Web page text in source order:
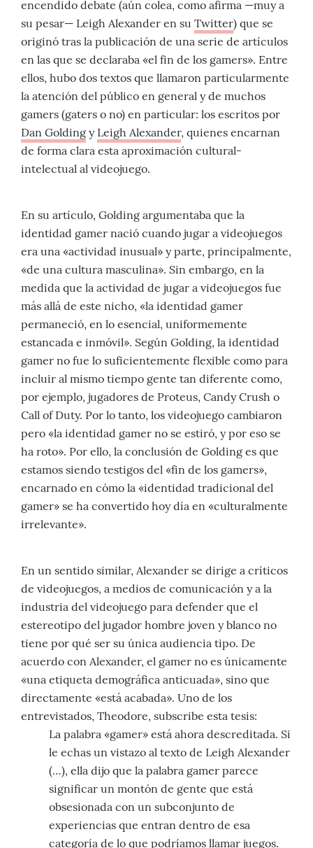
encendido debate (aún colea, como afirma —muy a
su pesar— Leigh Alexander en su Twitter) que se
originó tras la publicación de una serie de artículos
en las que se declaraba «el fin de los gamers». Entre
ellos, hubo dos textos que llamaron particularmente
la atención del público en general y de muchos
gamers (gaters o no) en particular: los escritos por
Dan Golding y Leigh Alexander, quienes encarnan
de forma clara esta aproximación cultural-
intelectual al videojuego.
En su artículo, Golding argumentaba que la
identidad gamer nació cuando jugar a videojuegos
era una «actividad inusual» y parte, principalmente,
«de una cultura masculina». Sin embargo, en la
medida que la actividad de jugar a videojuegos fue
más allá de este nicho, «la identidad gamer
permaneció, en lo esencial, uniformemente
estancada e inmóvil». Según Golding, la identidad
gamer no fue lo suficientemente flexible como para
incluir al mismo tiempo gente tan diferente como,
por ejemplo, jugadores de Proteus, Candy Crush o
Call of Duty. Por lo tanto, los videojuego cambiaron
pero «la identidad gamer no se estiró, y por eso se
ha roto». Por ello, la conclusión de Golding es que
estamos siendo testigos del «fin de los gamers»,
encarnado en cómo la «identidad tradicional del
gamer» se ha convertido hoy día en «culturalmente
irrelevante».
En un sentido similar, Alexander se dirige a críticos
de videojuegos, a medios de comunicación y a la
industria del videojuego para defender que el
estereotipo del jugador hombre joven y blanco no
tiene por qué ser su única audiencia tipo. De
acuerdo con Alexander, el gamer no es únicamente
«una etiqueta demográfica anticuada», sino que
directamente «está acabada». Uno de los
entrevistados, Theodore, subscribe esta tesis:
La palabra «gamer» está ahora descreditada. Si
le echas un vistazo al texto de Leigh Alexander
(…), ella dijo que la palabra gamer parece
significar un montón de gente que está
obsesionada con un subconjunto de
experiencias que entran dentro de esa
categoría de lo que podríamos llamar juegos.